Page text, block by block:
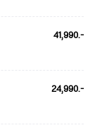
41,990.-
24,990.-